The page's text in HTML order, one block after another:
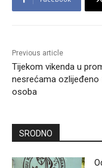
Previous article
Tijekom vikenda u
nesrećama ozlijeđeno
osoba
SRODNO